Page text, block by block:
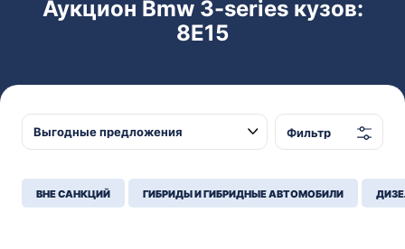
Аукцион Bmw 3-series кузов:
8E15
Фильтр
ВНЕ САНКЦИЙ ГИБРИДЫ И ГИБРИДНЫЕ АВТОМОБИЛИ